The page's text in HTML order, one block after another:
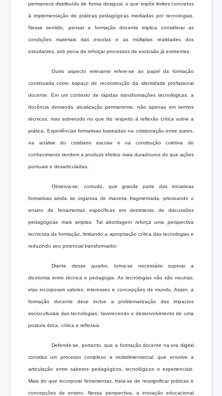
permanece distribuído de forma desigual, o que impõe limites concretos
à implementação de práticas pedagógicas mediadas por tecnologias.
Nesse sentido, pensar a formação docente implica considerar as
condições materiais das escolas e as múltiplas realidades dos
estudantes, sob pena de reforçar processos de exclusão já existentes.
Outro aspecto relevante refere-se ao papel da formação
continuada como espaço de reconstrução da identidade profissional
docente. Em um contexto de rápidas transformações tecnológicas, a
docência demanda atualização permanente, não apenas em termos
técnicos, mas sobretudo no que diz respeito à reflexão crítica sobre a
prática. Experiências formativas baseadas na colaboração entre pares,
na análise do cotidiano escolar e na construção coletiva de
conhecimento tendem a produzir efeitos mais duradouros do que ações
pontuais e desarticuladas.
Observa-se, contudo, que grande parte das iniciativas
formativas ainda se organiza de maneira fragmentada, priorizando o
ensino de ferramentas específicas em detrimento de discussões
pedagógicas mais amplas. Tal abordagem reforça uma perspectiva
tecnicista da formação, limitando a apropriação crítica das tecnologias e
reduzindo seu potencial transformador.
Diante desse quadro, torna-se necessário superar a
dicotomia entre técnica e pedagogia. As tecnologias não são neutras;
elas incorporam valores, interesses e concepções de mundo. Assim, a
formação docente deve incluir a problematização dos impactos
socioculturais das tecnologias, favorecendo o desenvolvimento de uma
postura ética, crítica e reflexiva.
Defende-se, portanto, que a formação docente na era digital
constitui um processo complexo e multidimensional, que envolve a
articulação entre saberes pedagógicos, tecnológicos e experienciais.
Mais do que incorporar ferramentas, trata-se de ressignificar práticas e
concepções de ensino. Nessa perspectiva, a inovação educacional